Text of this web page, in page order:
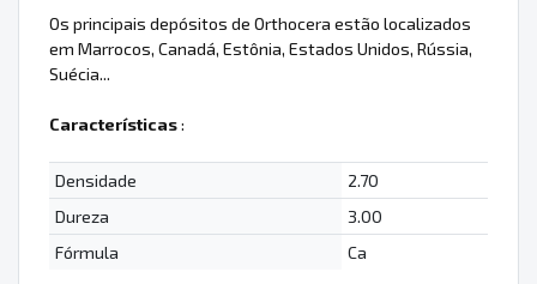
Os principais depósitos de Orthocera estão localizados
em Marrocos, Canadá, Estônia, Estados Unidos, Rússia,
Suécia...
Características:
Densidade
2.70
Dureza
3.00
Fórmula
Ca